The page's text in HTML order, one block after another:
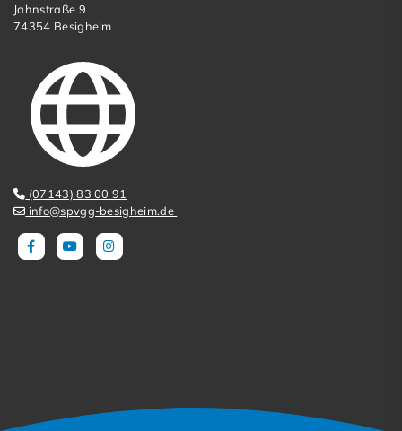
Jahnstraße 9
74354 Besigheim
(07143) 83 00 91
info@spvgg-besigheim.de